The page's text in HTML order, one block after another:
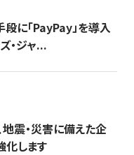
に「PayPay」を導入
・ジャ...
震・災害に備えた企
化します